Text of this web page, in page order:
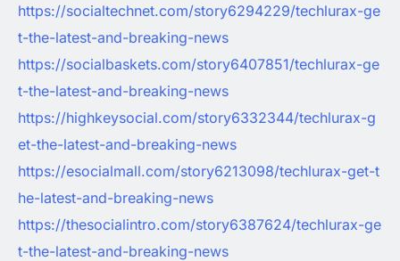
https://socialtechnet.com/story6294229/techlurax-ge
t-the-latest-and-breaking-news
https://socialbaskets.com/story6407851/techlurax-ge
t-the-latest-and-breaking-news
https://highkeysocial.com/story6332344/techlurax-g
et-the-latest-and-breaking-news
https://esocialmall.com/story6213098/techlurax-get-t
he-latest-and-breaking-news
https://thesocialintro.com/story6387624/techlurax-ge
t-the-latest-and-breaking-news